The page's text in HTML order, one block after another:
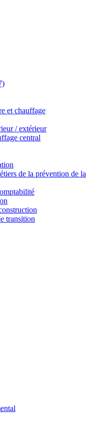
et chauffage
/ extérieur
central
de la prévention de la
transition